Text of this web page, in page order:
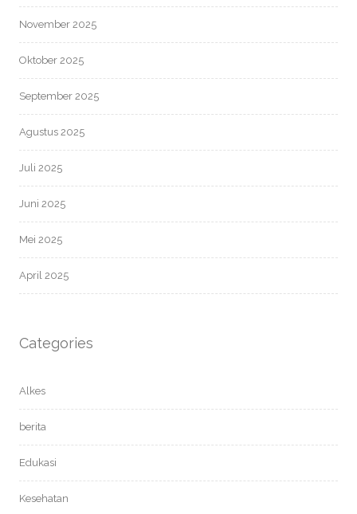
November 2025
Oktober 2025
September 2025
Agustus 2025
Juli 2025
Juni 2025
Mei 2025
April 2025
Categories
Alkes
berita
Edukasi
Kesehatan